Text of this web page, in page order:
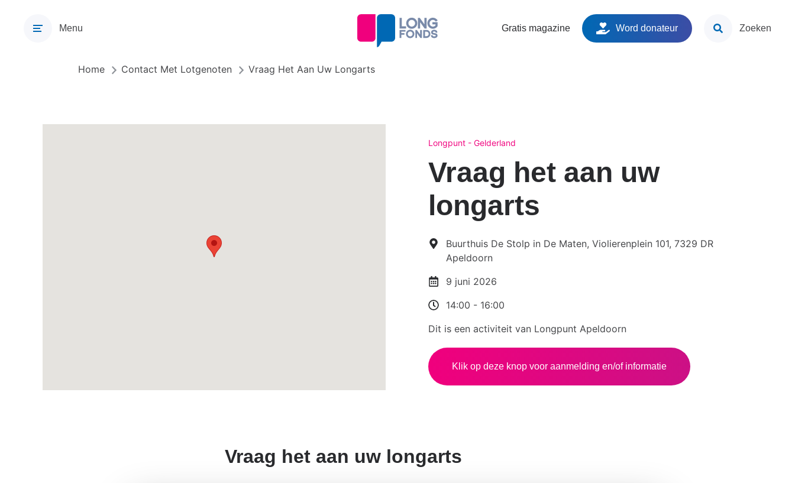
Menu Gratis magazine Word donateur Zoeken
Kruimelpad
Home Contact Met Lotgenoten Vraag Het Aan Uw Longarts
Longpunt - Gelderland
Vraag het aan uw
longarts
Buurthuis De Stolp in De Maten, Violierenplein 101, 7329 DR
Apeldoorn
9 juni 2026
14:00 - 16:00
Dit is een activiteit van Longpunt Apeldoorn
Klik op deze knop voor aanmelding en/of informatie
Vraag het aan uw longarts